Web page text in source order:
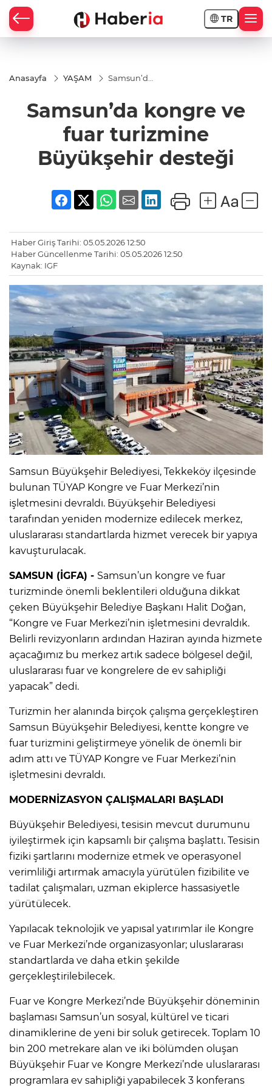
TR
Anasayfa YAŞAM
Samsun’da
turizmine
Büyükşehir
desteği
Samsun’da kongre ve
fuar turizmine
Büyükşehir desteği
Haber Giriş Tarihi: 05.05.2026 12:50
Haber Güncellenme Tarihi: 05.05.2026 12:50
Kaynak: IGF
Samsun Büyükşehir Belediyesi, Tekkeköy ilçesinde
bulunan TÜYAP Kongre ve Fuar Merkezi’nin
işletmesini devraldı. Büyükşehir Belediyesi
tarafından yeniden modernize edilecek merkez,
uluslararası standartlarda hizmet verecek bir yapıya
kavuşturulacak.
SAMSUN (İGFA) - Samsun’un kongre ve fuar
turizminde önemli beklentileri olduğuna dikkat
çeken Büyükşehir Belediye Başkanı Halit Doğan,
“Kongre ve Fuar Merkezi’nin işletmesini devraldık.
Belirli revizyonların ardından Haziran ayında hizmete
açacağımız bu merkez artık sadece bölgesel değil,
uluslararası fuar ve kongrelere de ev sahipliği
yapacak” dedi.
Turizmin her alanında birçok çalışma gerçekleştiren
Samsun Büyükşehir Belediyesi, kentte kongre ve
fuar turizmini geliştirmeye yönelik de önemli bir
adım attı ve TÜYAP Kongre ve Fuar Merkezi’nin
işletmesini devraldı.
MODERNİZASYON ÇALIŞMALARI BAŞLADI
Büyükşehir Belediyesi, tesisin mevcut durumunu
iyileştirmek için kapsamlı bir çalışma başlattı. Tesisin
fiziki şartlarını modernize etmek ve operasyonel
verimliliği artırmak amacıyla yürütülen fizibilite ve
tadilat çalışmaları, uzman ekiplerce hassasiyetle
yürütülecek.
Yapılacak teknolojik ve yapısal yatırımlar ile Kongre
ve Fuar Merkezi’nde organizasyonlar; uluslararası
standartlarda ve daha etkin şekilde
gerçekleştirilebilecek.
Fuar ve Kongre Merkezi’nde Büyükşehir döneminin
başlaması Samsun’un sosyal, kültürel ve ticari
dinamiklerine de yeni bir soluk getirecek. Toplam 10
bin 200 metrekare alan ve iki bölümden oluşan
Büyükşehir Fuar ve Kongre Merkezi’nde uluslararası
programlara ev sahipliği yapabilecek 3 konferans